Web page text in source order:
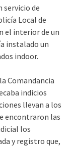
servicio de
Local de
el interior de un
instalado un
indoor.
Comandancia
indicios
llevan a los
encontraron las
los
y registro que,